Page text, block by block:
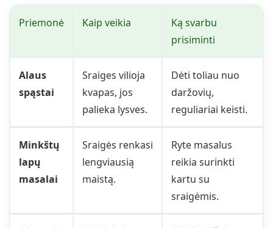
Priemonė Kaip veikia
Ką svarbu
prisiminti
Alaus
spąstai
Sraiges vilioja
kvapas, jos
palieka lysves.
Dėti toliau nuo
daržovių,
reguliariai keisti.
Minkštų
lapų
masalai
Sraigės renkasi
lengviausią
maistą.
Ryte masalus
reikia surinkti
kartu su
sraigėmis.